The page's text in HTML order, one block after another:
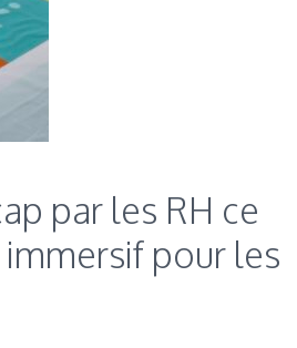
par les RH ce
pour les